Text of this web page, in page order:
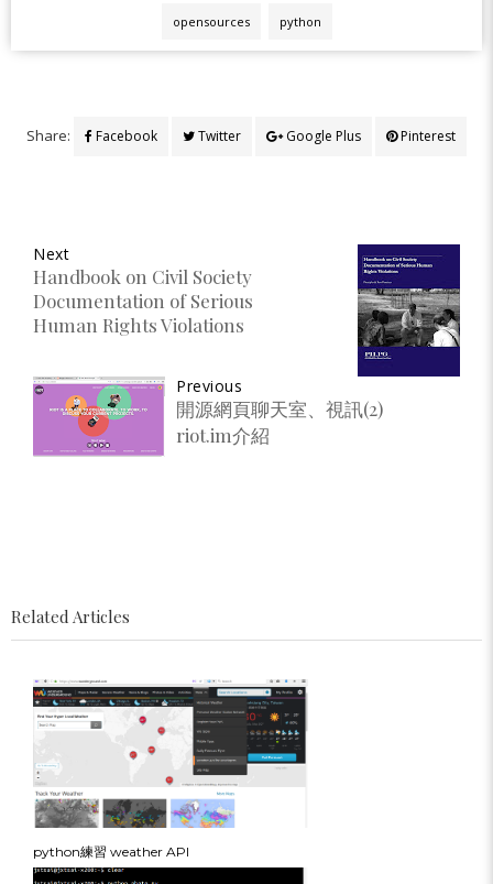
opensources python
Share: Facebook Twitter Google Plus Pinterest
Next
Handbook on Civil Society
Documentation of Serious
Human Rights Violations
Previous
開源網頁聊天室、視訊(2)
riot.im介紹
Related Articles
python練習 weather API